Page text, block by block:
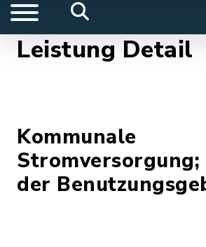
Leistung Detail
Kommunale
Stromversorgung;
der